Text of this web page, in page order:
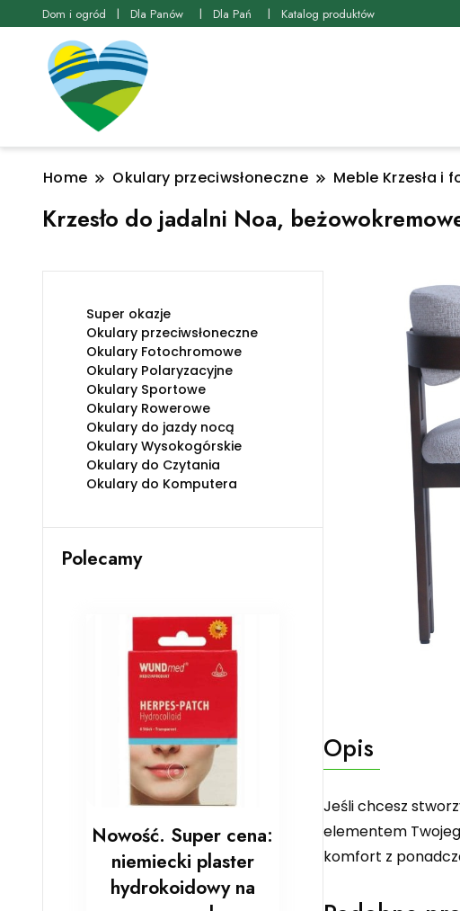
Dom i ogród Dla Panów Dla Pań Katalog produktów
Home Okulary przeciwsłoneczne Meble Krzesła i
Krzesło do jadalni Noa,
Opis
Jeśli chcesz
elementem
komfort z
Super okazje
Okulary przeciwsłoneczne
Okulary Fotochromowe
Okulary Polaryzacyjne
Okulary Sportowe
Okulary Rowerowe
Okulary do jazdy nocą
Okulary Wysokogórskie
Okulary do Czytania
Okulary do Komputera
Polecamy
Nowość. Super cena:
niemiecki plaster
hydrokoidowy na